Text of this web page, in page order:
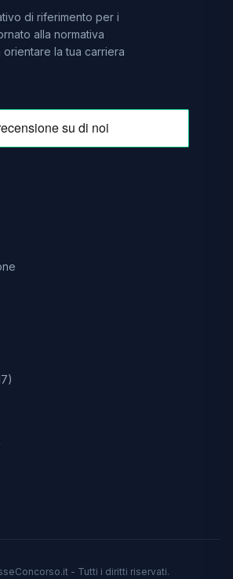
di riferimento per i
alla normativa
la tua carriera
- Tutti i diritti riservati.